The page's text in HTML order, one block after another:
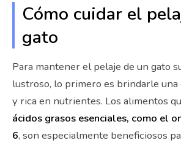
Cómo cuidar el
gato
Para mantener el pelaje de un gato
lustroso, lo primero es brindarle una
y rica en nutrientes. Los alimentos
ácidos grasos esenciales, como el
6, son especialmente beneficiosos